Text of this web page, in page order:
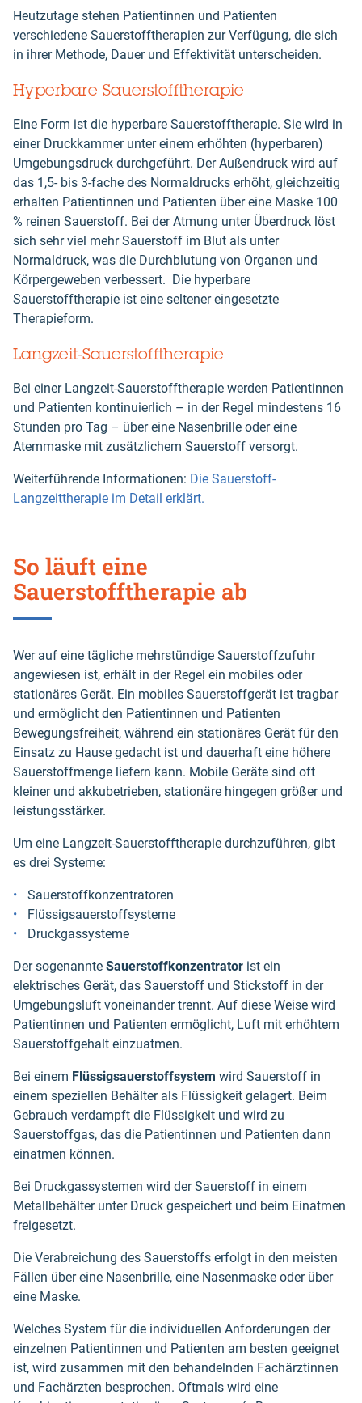
Heutzutage stehen Patientinnen und Patienten
verschiedene Sauerstofftherapien zur Verfügung, die sich
in ihrer Methode, Dauer und Effektivität unterscheiden.
Hyperbare Sauerstofftherapie
Eine Form ist die hyperbare Sauerstofftherapie. Sie wird in
einer Druckkammer unter einem erhöhten (hyperbaren)
Umgebungsdruck durchgeführt. Der Außendruck wird auf
das 1,5- bis 3-fache des Normaldrucks erhöht, gleichzeitig
erhalten Patientinnen und Patienten über eine Maske 100
% reinen Sauerstoff. Bei der Atmung unter Überdruck löst
sich sehr viel mehr Sauerstoff im Blut als unter
Normaldruck, was die Durchblutung von Organen und
Körpergeweben verbessert. Die hyperbare
Sauerstofftherapie ist eine seltener eingesetzte
Therapieform.
Langzeit-Sauerstofftherapie
Bei einer Langzeit-Sauerstofftherapie werden Patientinnen
und Patienten kontinuierlich – in der Regel mindestens 16
Stunden pro Tag – über eine Nasenbrille oder eine
Atemmaske mit zusätzlichem Sauerstoff versorgt.
Weiterführende Informationen: Die Sauerstoff-
Langzeittherapie im Detail erklärt.
So läuft eine
Sauerstofftherapie ab
Wer auf eine tägliche mehrstündige Sauerstoffzufuhr
angewiesen ist, erhält in der Regel ein mobiles oder
stationäres Gerät. Ein mobiles Sauerstoffgerät ist tragbar
und ermöglicht den Patientinnen und Patienten
Bewegungsfreiheit, während ein stationäres Gerät für den
Einsatz zu Hause gedacht ist und dauerhaft eine höhere
Sauerstoffmenge liefern kann. Mobile Geräte sind oft
kleiner und akkubetrieben, stationäre hingegen größer und
leistungsstärker.
Um eine Langzeit-Sauerstofftherapie durchzuführen, gibt
es drei Systeme:
Sauerstoffkonzentratoren
Flüssigsauerstoffsysteme
Druckgassysteme
Der sogenannte Sauerstoffkonzentrator ist ein
elektrisches Gerät, das Sauerstoff und Stickstoff in der
Umgebungsluft voneinander trennt. Auf diese Weise wird
Patientinnen und Patienten ermöglicht, Luft mit erhöhtem
Sauerstoffgehalt einzuatmen.
Bei einem Flüssigsauerstoffsystem wird Sauerstoff in
einem speziellen Behälter als Flüssigkeit gelagert. Beim
Gebrauch verdampft die Flüssigkeit und wird zu
Sauerstoffgas, das die Patientinnen und Patienten dann
einatmen können.
Bei Druckgassystemen wird der Sauerstoff in einem
Metallbehälter unter Druck gespeichert und beim Einatmen
freigesetzt.
Die Verabreichung des Sauerstoffs erfolgt in den meisten
Fällen über eine Nasenbrille, eine Nasenmaske oder über
eine Maske.
Welches System für die individuellen Anforderungen der
einzelnen Patientinnen und Patienten am besten geeignet
ist, wird zusammen mit den behandelnden Fachärztinnen
und Fachärzten besprochen. Oftmals wird eine